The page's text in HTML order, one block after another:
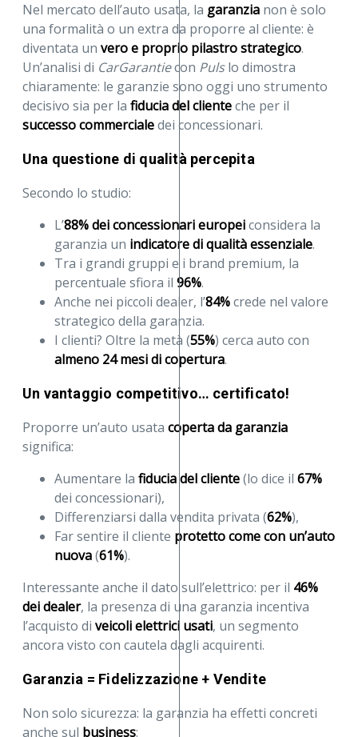
Nel mercato dell’auto usata, la garanzia non è solo
una formalità o un extra da proporre al cliente: è
diventata un vero e proprio pilastro strategico.
Un’analisi di CarGarantiecon Pulslo dimostra
chiaramente: le garanzie sono oggi uno strumento
decisivo sia per la fiducia del clienteche per il
successo commercialedei concessionari.
Una questione di qualità percepita
Secondo lo studio:
L’88% dei concessionari europeiconsidera la
garanzia un indicatore di qualità essenziale.
Tra i grandi gruppi e i brand premium, la
percentuale sfiora il 96%.
Anche nei piccoli dealer, l’84%crede nel valore
strategico della garanzia.
I clienti? Oltre la metà (55%) cerca auto con
almeno 24 mesi di copertura.
Un vantaggio competitivo… certificato!
Proporre un’auto usata coperta da garanzia
significa:
Aumentare la fiducia del cliente(lo dice il 67%
dei concessionari),
Differenziarsi dalla vendita privata (62%),
Far sentire il cliente protetto come con un’auto
nuova(61%).
Interessante anche il dato sull’elettrico: per il 46%
dei dealer, la presenza di una garanzia incentiva
l’acquisto di veicoli elettrici usati, un segmento
ancora visto con cautela dagli acquirenti.
Garanzia = Fidelizzazione + Vendite
Non solo sicurezza: la garanzia ha effetti concreti
anche sul business: